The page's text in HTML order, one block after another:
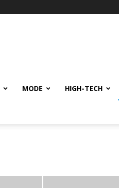
MODE HIGH-TECH